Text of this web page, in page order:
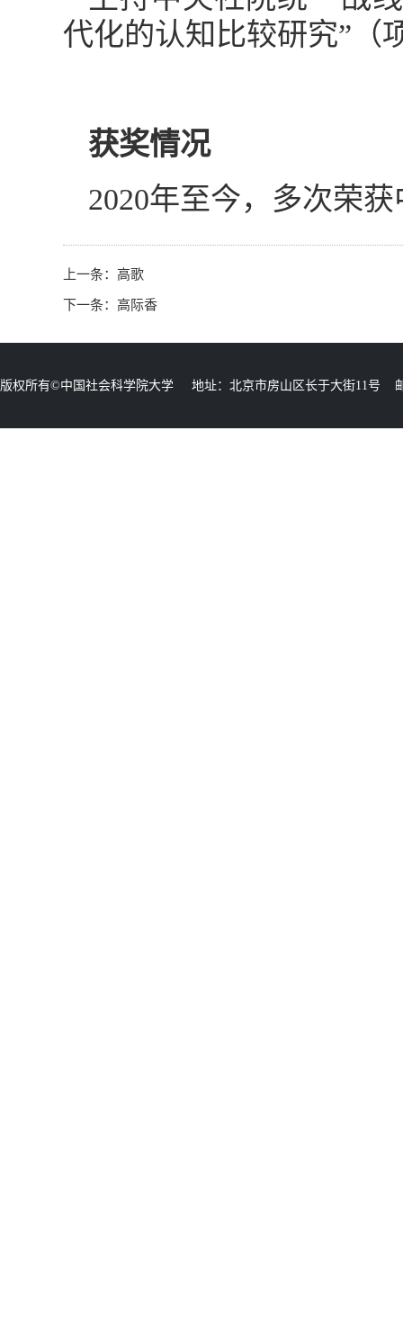
代化的认知比较研究”（
获奖情况
2020年至今，多次荣
上一条： 高歌
下一条： 高际香
版权所有©中国社会科学院大学 地址：北京市房山区长于大街11号